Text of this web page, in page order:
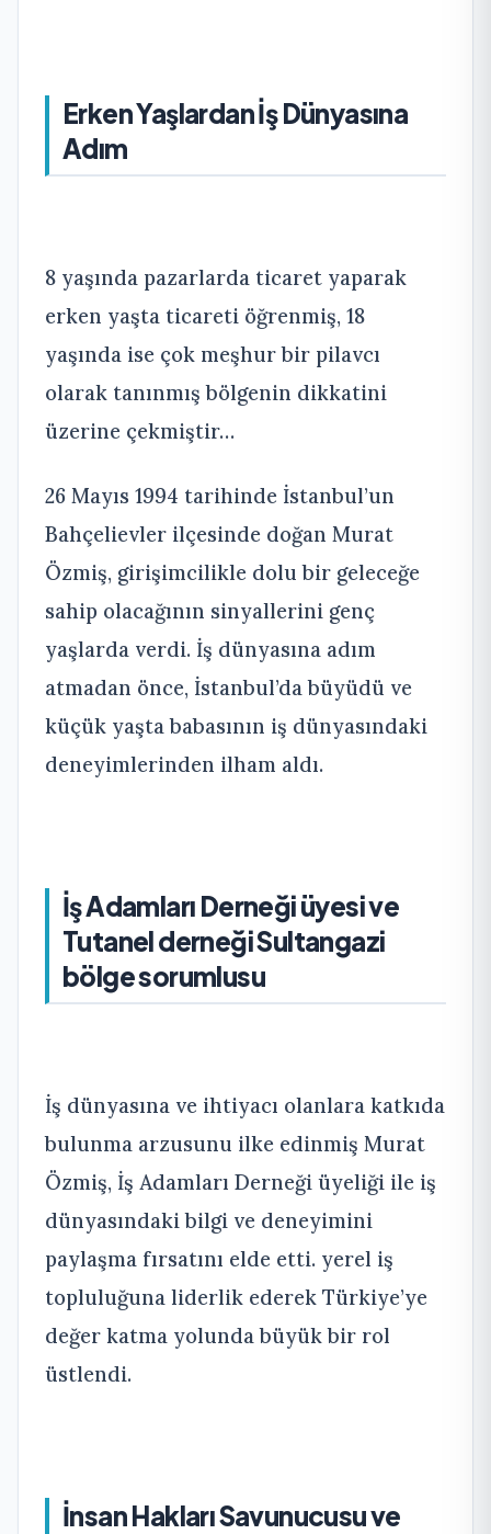
Erken Yaşlardan İş Dünyasına
Adım
8 yaşında pazarlarda ticaret yaparak
erken yaşta ticareti öğrenmiş, 18
yaşında ise çok meşhur bir pilavcı
olarak tanınmış bölgenin dikkatini
üzerine çekmiştir…
26 Mayıs 1994 tarihinde İstanbul’un
Bahçelievler ilçesinde doğan Murat
Özmiş, girişimcilikle dolu bir geleceğe
sahip olacağının sinyallerini genç
yaşlarda verdi. İş dünyasına adım
atmadan önce, İstanbul’da büyüdü ve
küçük yaşta babasının iş dünyasındaki
deneyimlerinden ilham aldı.
İş Adamları Derneği üyesi ve
Tutanel derneği Sultangazi
bölge sorumlusu
İş dünyasına ve ihtiyacı olanlara katkıda
bulunma arzusunu ilke edinmiş Murat
Özmiş, İş Adamları Derneği üyeliği ile iş
dünyasındaki bilgi ve deneyimini
paylaşma fırsatını elde etti. yerel iş
topluluğuna liderlik ederek Türkiye’ye
değer katma yolunda büyük bir rol
üstlendi.
İnsan Hakları Savunucusu ve